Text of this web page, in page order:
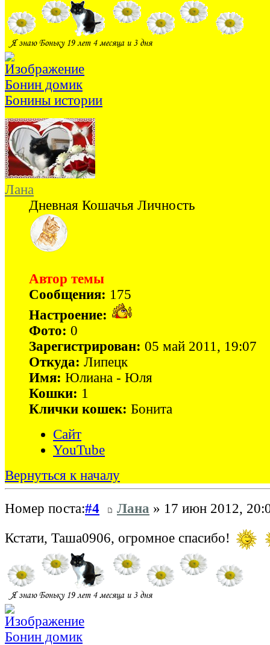
Бонин домик
Бонины истории
Лана
Дневная Кошачья Личность
Автор темы
Сообщения: 175
Настроение:
Фото: 0
Зарегистрирован: 05 май 2011, 19:07
Откуда: Липецк
Имя: Юлиана - Юля
Кошки: 1
Клички кошек: Бонита
Сайт
YouTube
Вернуться к началу
Номер поста:#4 Лана » 17 июн 2012,
Кстати, Таша0906, огромное спасибо!
Бонин домик